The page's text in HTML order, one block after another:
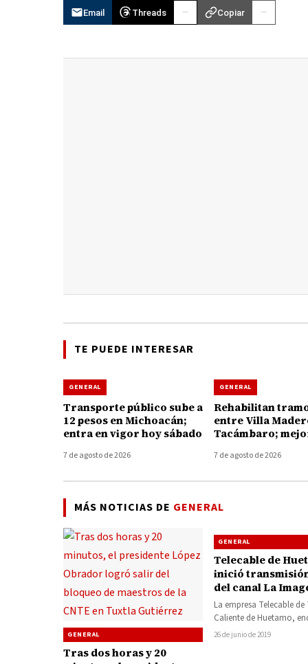
Email Threads Copiar
TE PUEDE INTERESAR
GENERAL
Transporte público sube a
12 pesos en Michoacán;
entra en vigor hoy sábado
7 de agosto de 2026
GENERAL
Rehabilitan
entre Villa
Tacámbaro;
Caliente
7 de agosto de 2026
MÁS NOTICIAS DE GENERAL
GENERAL
Tras dos horas y 20
GENERAL
Telecable de
inició
del canal La
Tierra Caliente
La empresa Telecable de
Caliente de Huetamo,
por el socio y productor
26 de junio de 2019